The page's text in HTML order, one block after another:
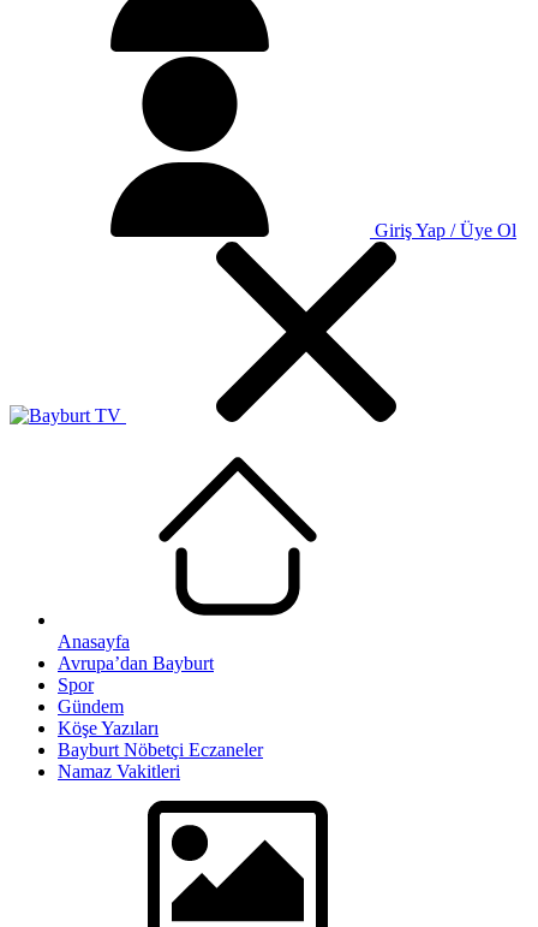
Giriş Yap / Üye Ol
Anasayfa
Avrupa’dan Bayburt
Spor
Gündem
Köşe Yazıları
Bayburt Nöbetçi Eczaneler
Namaz Vakitleri